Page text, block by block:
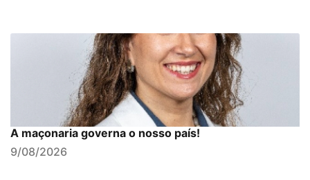
A maçonaria governa o nosso país!
9/08/2026